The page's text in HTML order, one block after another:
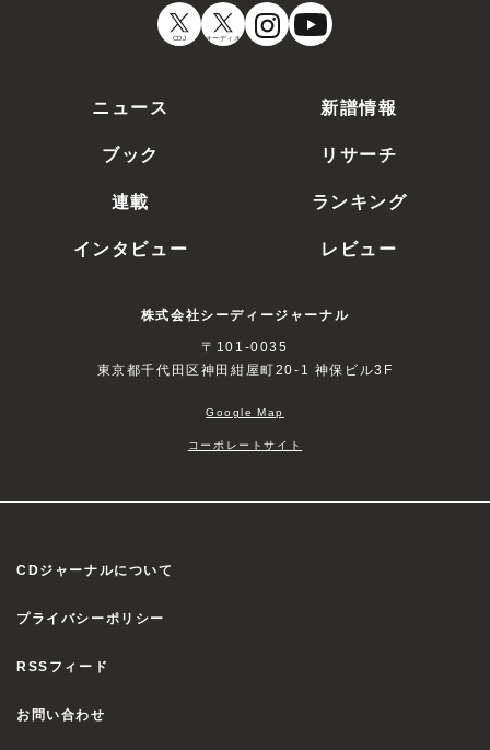
CDJ オーディオ
ニュース
新譜情報
ブック
リサーチ
連載
ランキング
インタビュー
レビュー
株式会社シーディージャーナル
〒101-0035
東京都千代田区神田紺屋町20-1 神保ビル3F
Google Map
コーポレートサイト
CDジャーナルについて
プライバシーポリシー
RSSフィード
お問い合わせ